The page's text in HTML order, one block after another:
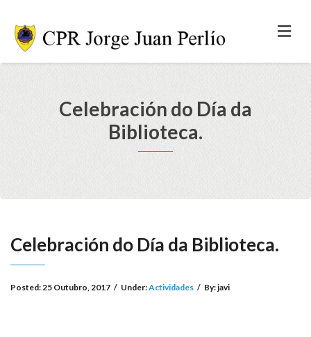
Celebración do Día da
Biblioteca.
Celebración do Día da Biblioteca.
Posted:25 Outubro, 2017 / Under:Actividades / By:javi